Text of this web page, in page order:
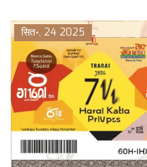
सित॰, 24 2025